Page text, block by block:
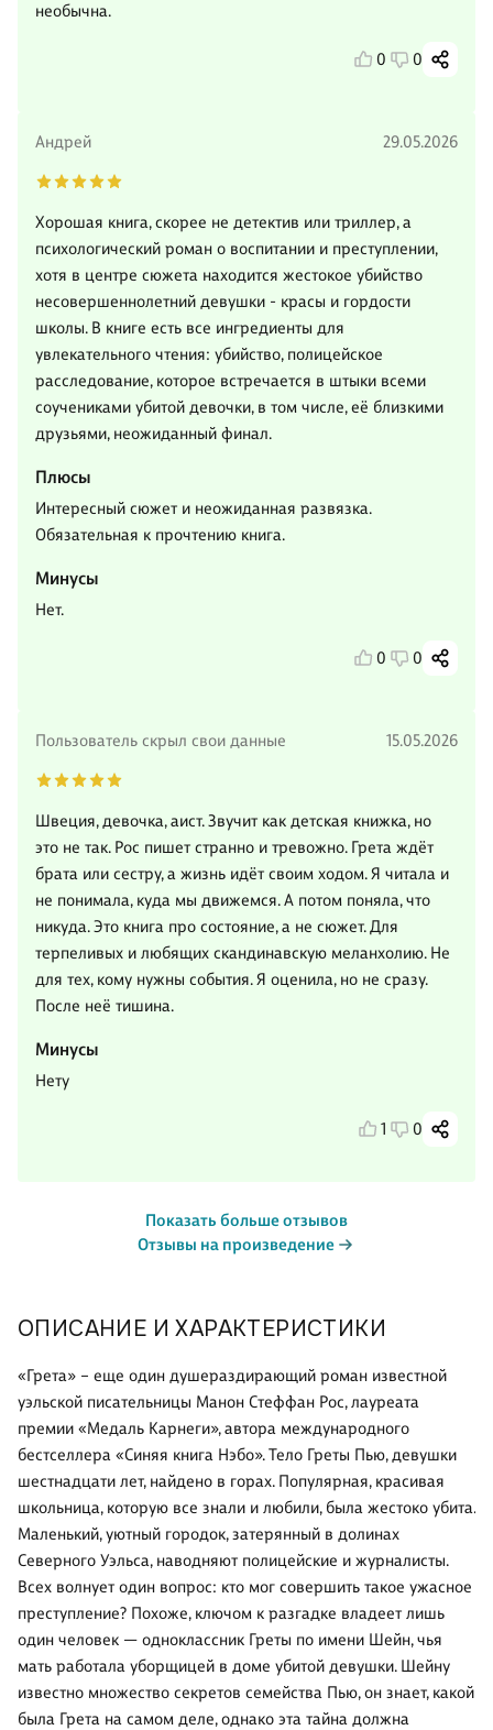
ОПИСАНИЕ И ХАРАКТЕРИСТИКИ
«Грета» – еще один душераздирающий роман известной
уэльской писательницы Манон Стеффан Рос, лауреата
премии «Медаль Карнеги», автора международного
бестселлера «Синяя книга Нэбо». Тело Греты Пью, девушки
шестнадцати лет, найдено в горах. Популярная, красивая
школьница, которую все знали и любили, была жестоко убита.
Маленький, уютный городок, затерянный в долинах
Северного Уэльса, наводняют полицейские и журналисты.
Всех волнует один вопрос: кто мог совершить такое ужасное
преступление? Похоже, ключом к разгадке владеет лишь
один человек — одноклассник Греты по имени Шейн, чья
мать работала уборщицей в доме убитой девушки. Шейну
известно множество секретов семейства Пью, он знает, какой
была Грета на самом деле, однако эта тайна должна
необычна.
0 0
Андрей 29.05.2026
Хорошая книга, скорее не детектив или триллер, а
психологический роман о воспитании и преступлении,
хотя в центре сюжета находится жестокое убийство
несовершеннолетний девушки - красы и гордости
школы. В книге есть все ингредиенты для
увлекательного чтения: убийство, полицейское
расследование, которое встречается в штыки всеми
соучениками убитой девочки, в том числе, её близкими
друзьями, неожиданный финал.
Плюсы
Интересный сюжет и неожиданная развязка.
Обязательная к прочтению книга.
Минусы
Нет.
0 0
Пользователь скрыл свои данные 15.05.2026
Швеция, девочка, аист. Звучит как детская книжка, но
это не так. Рос пишет странно и тревожно. Грета ждёт
брата или сестру, а жизнь идёт своим ходом. Я читала и
не понимала, куда мы движемся. А потом поняла, что
никуда. Это книга про состояние, а не сюжет. Для
терпеливых и любящих скандинавскую меланхолию. Не
для тех, кому нужны события. Я оценила, но не сразу.
После неё тишина.
Минусы
Нету
1 0
Показать больше отзывов
Отзывы на произведение